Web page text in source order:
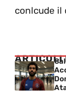
conlcude il
ARTICOLI